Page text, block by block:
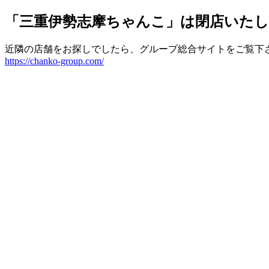
「三重伊勢志摩ちゃんこ」は閉店いたし
近隣の店舗をお探しでしたら、グループ総合サイトをご覧下
https://chanko-group.com/